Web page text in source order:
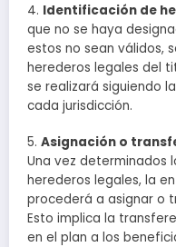
4. Identificación de
que no se haya
estos no sean válidos,
herederos legales del
se realizará siguiendo
cada jurisdicción.
5. Asignación o
Una vez determinados
herederos legales, la
procederá a asignar o
Esto implica la
en el plan a los